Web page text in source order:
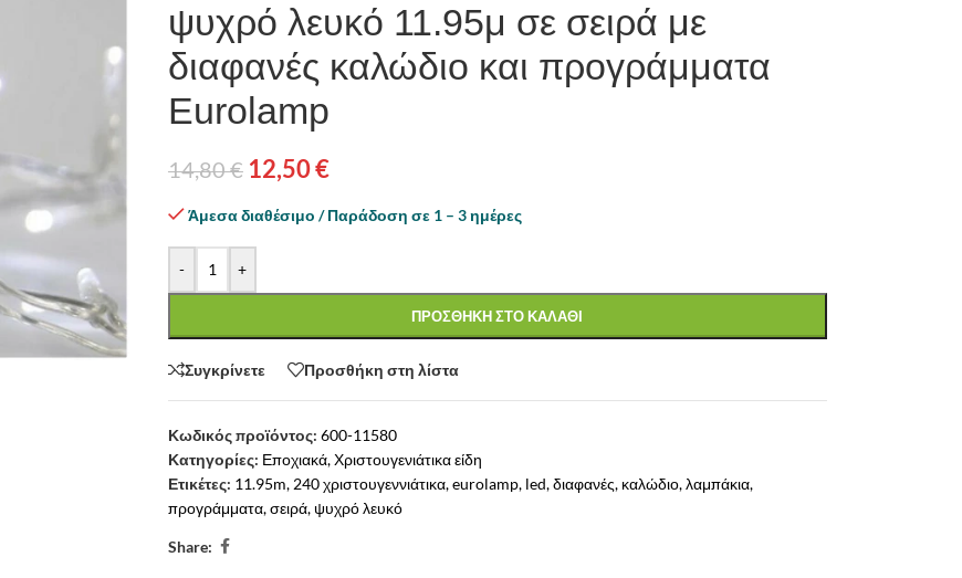
ψυχρό λευκό 11.95μ σε σειρά με
διαφανές καλώδιο και προγράμματα
Eurolamp
14,80€ 12,50€
Άμεσα διαθέσιμο / Παράδοση σε 1 – 3 ημέρες
- +
ΠΡΟΣΘΗΚΗ ΣΤΟ ΚΑΛΑΘΙ
Συγκρίνετε Προσθήκη στη λίστα
Κωδικός προϊόντος: 600-11580
Κατηγορίες: Εποχιακά,Χριστουγενιάτικα είδη
Ετικέτες: 11.95m, 240 χριστουγεννιάτικα,eurolamp, led,διαφανές, καλώδιο,λαμπάκια,
προγράμματα,σειρά, ψυχρό λευκό
Share: